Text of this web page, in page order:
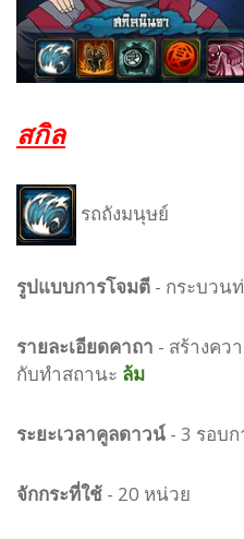
สกิล
รถถังมนุษย์
รูปแบบการโจมตี - กระบวน
รายละเอียดคาถา - สร้างคว
กับทำสถานะ ล้ม
ระยะเวลาคูลดาวน์ - 3 รอบ
จักกระที่ใช้ - 20 หน่วย